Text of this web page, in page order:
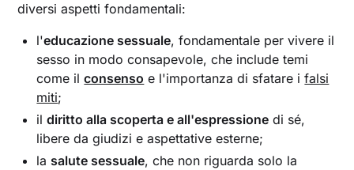
diversi aspetti fondamentali:
l'educazione sessuale, fondamentale per vivere il
sesso in modo consapevole, che include temi
come ilconsenso e l'importanza di sfatare ifalsi
miti;
ildiritto alla scoperta e all'espressione di sé,
libere da giudizi e aspettative esterne;
la salute sessuale, che non riguarda solo la